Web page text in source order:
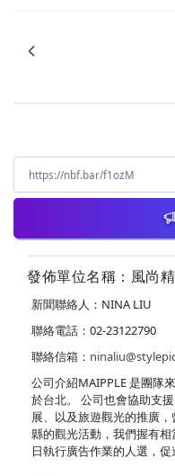
發佈單位名稱：風尚
新聞聯絡人：NINA LIU
聯絡電話：02-23122790
聯絡信箱：
公司介紹MAIPPLE 是團隊
於台北。 公司也會協助支
展、以及旅遊觀光的推廣
縣的觀光活動，我們握有
日執行廣告作業的人選，促